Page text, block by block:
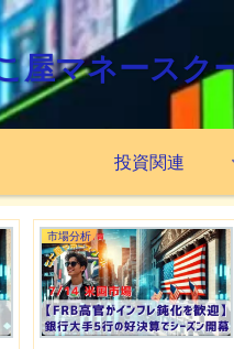
屋マネースク
投資関連
市場分析